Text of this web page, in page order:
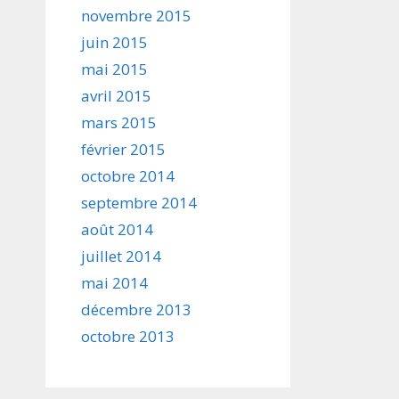
novembre 2015
juin 2015
mai 2015
avril 2015
mars 2015
février 2015
octobre 2014
septembre 2014
août 2014
juillet 2014
mai 2014
décembre 2013
octobre 2013